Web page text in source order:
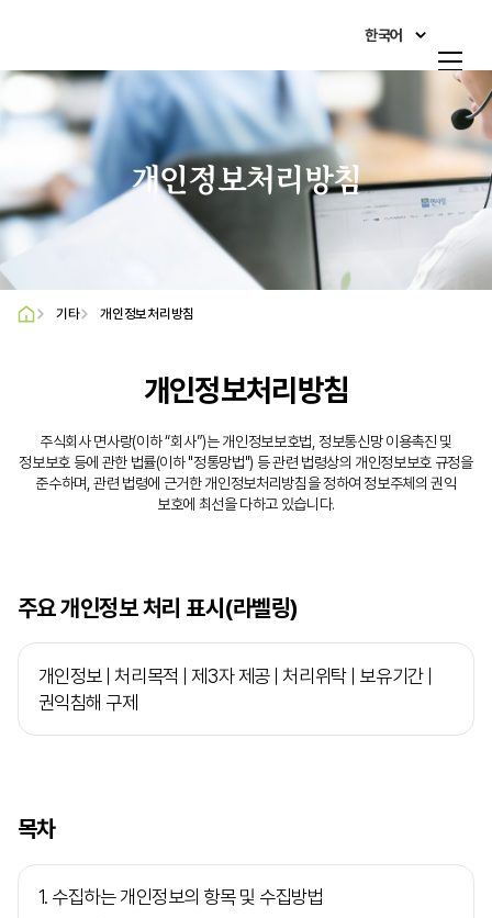
사회공헌활동
광고홍보센터
한국어
한국어
English
日本語
简体中文
Русский
개인정보처리방침
기타 개인정보처리방침
개인정보처리방침
주식회사 면사랑(이하 “회사”)는 개인정보보호법, 정보통신망 이용촉진 및
정보보호 등에 관한 법률(이하 "정통망법") 등 관련 법령상의 개인정보보호 규정을
준수하며, 관련 법령에 근거한 개인정보처리방침을 정하여 정보주체의 권익
보호에 최선을 다하고 있습니다.
주요 개인정보 처리 표시(라벨링)
개인정보 | 처리목적 | 제3자 제공 | 처리위탁 | 보유기간 |
권익침해 구제
목차
1. 수집하는 개인정보의 항목 및 수집방법